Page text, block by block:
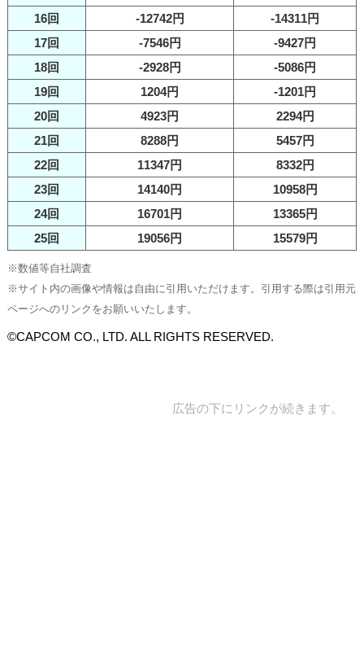
16回
-12742円
-14311円
17回
-7546円
-9427円
18回
-2928円
-5086円
19回
1204円
-1201円
20回
4923円
2294円
21回
8288円
5457円
22回
11347円
8332円
23回
14140円
10958円
24回
16701円
13365円
25回
19056円 15579円
※数値等自社調査
※サイト内の画像や情報は自由に引用いただけます。引用する際は引用元
ページへのリンクをお願いいたします。
©CAPCOM CO., LTD. ALL RIGHTS RESERVED.
広告の下にリンクが続きます。